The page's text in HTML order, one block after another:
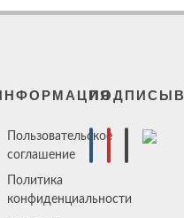
Пользовательское
соглашение
Политика
конфиденциальности